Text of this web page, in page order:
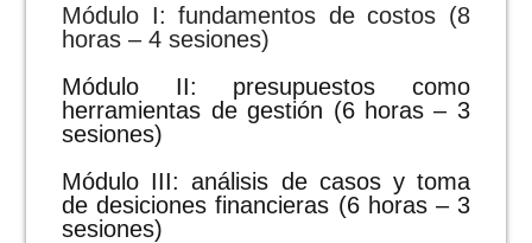
Módulo I: fundamentos de costos (8
horas – 4 sesiones)
Módulo II: presupuestos como
herramientas de gestión (6 horas – 3
sesiones)
Módulo III: análisis de casos y toma
de desiciones financieras (6 horas – 3
sesiones)